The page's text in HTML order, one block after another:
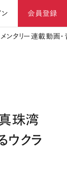
ン 会員登録
メンタリー 連載動画
真珠湾
ウクラ